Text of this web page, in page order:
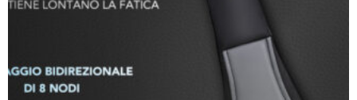
Iscriviti alla newsletter gratuita e
resta sempre aggiornato! :-)